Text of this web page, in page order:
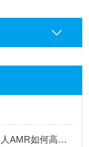
探访笔记本dynabook工厂，看蓝芯机器人AMR如何高效协同